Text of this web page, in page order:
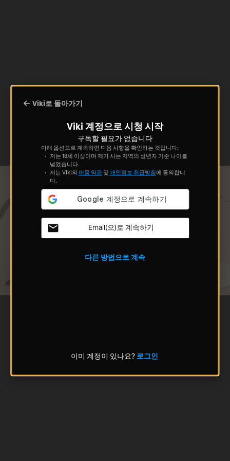
Viki로 돌아가기
Viki 계정으로 시청 시작
구독할 필요가 없습니다
아래 옵션으로 계속하면 다음 사항을 확인하는 것입니다:
저는 18세 이상이며 제가 사는 지역의 성년자 기준 나이를
넘었습니다.
저는 Viki의 이용 약관및 개인정보 취급방침에 동의합니
다.
Email(으)로 계속하기
다른 방법으로 계속
이미 계정이 있나요? 로그인